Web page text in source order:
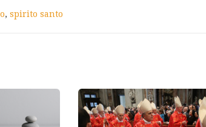
, spirito santo